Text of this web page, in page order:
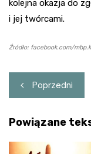
kolejna okazja do
i jej twórcami.
Źródło: facebook.com/
wpisu
Poprzedni
Powiązane